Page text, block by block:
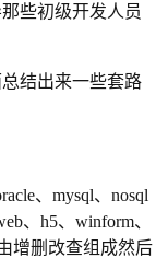
些初级开发人员
结出来一些套路
、mysql、nosql
、h5、winform、
增删改查组成然后